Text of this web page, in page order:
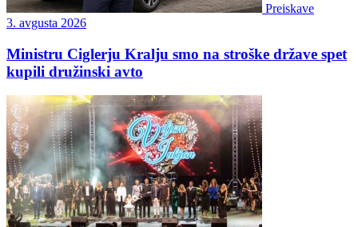
Preiskave
3. avgusta 2026
Ministru Ciglerju Kralju smo na stroške države spet
kupili družinski avto